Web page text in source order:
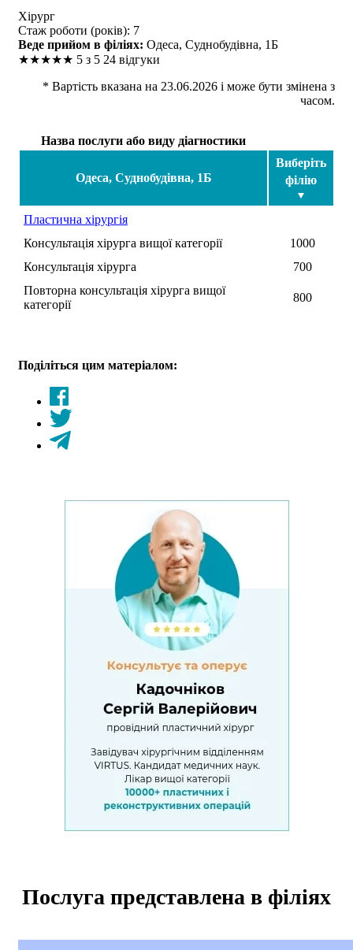
Хірург
Стаж роботи (років): 7
Веде прийом в філіях: Одеса, Суднобудівна, 1Б
★★★★★ 5 з 5 24 відгуки
* Вартість вказана на 23.06.2026 і може бути змінена з
часом.
Назва послуги або виду діагностики
Одеса, Суднобудівна, 1Б
Виберіть
філію
Пластична хірургія
Консультація хірурга вищої категорії
1000
Консультація хірурга
700
Повторна консультація хірурга вищої
категорії
800
Поділіться цим матеріалом:
Послуга представлена в філіях